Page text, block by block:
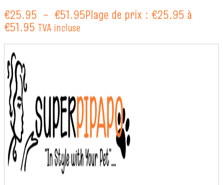
€25.95 – €51.95Plage de prix : €25.95 à
€51.95 TVA incluse